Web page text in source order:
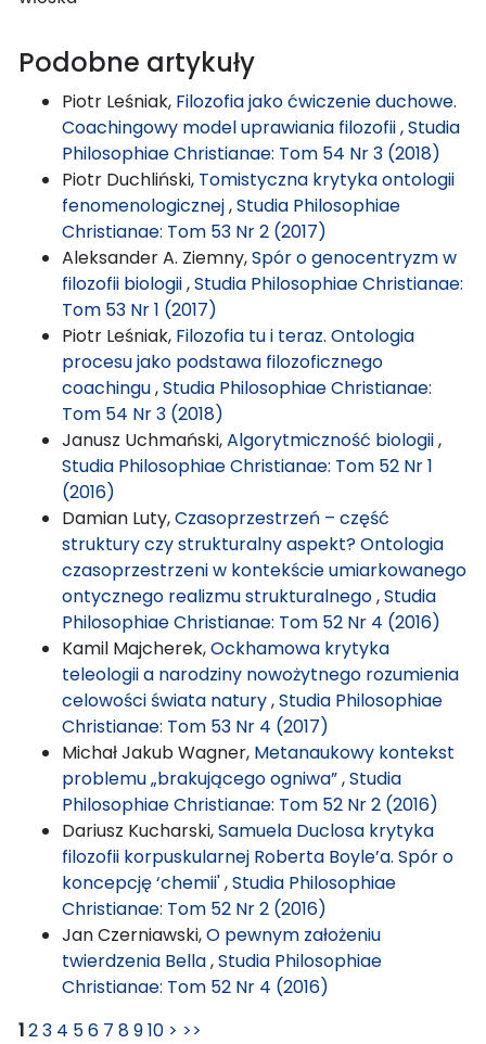
Podobne artykuły
Piotr Leśniak, Filozofia jako ćwiczenie duchowe.
Coachingowy model uprawiania filozofii,Studia
Philosophiae Christianae: Tom 54 Nr 3 (2018)
Piotr Duchliński, Tomistyczna krytyka ontologii
fenomenologicznej,Studia Philosophiae
Christianae: Tom 53 Nr 2 (2017)
Aleksander A. Ziemny,Spór o genocentryzm w
filozofii biologii,Studia Philosophiae Christianae:
Tom 53 Nr 1 (2017)
Piotr Leśniak, Filozofia tu i teraz. Ontologia
procesu jako podstawa filozoficznego
coachingu,Studia Philosophiae Christianae:
Tom 54 Nr 3 (2018)
Janusz Uchmański,Algorytmiczność biologii,
Studia Philosophiae Christianae: Tom 52 Nr 1
(2016)
Damian Luty,Czasoprzestrzeń – część
struktury czy strukturalny aspekt? Ontologia
czasoprzestrzeni w kontekście umiarkowanego
ontycznego realizmu strukturalnego,Studia
Philosophiae Christianae: Tom 52 Nr 4 (2016)
Kamil Majcherek,Ockhamowa krytyka
teleologii a narodziny nowożytnego rozumienia
celowości świata natury,Studia Philosophiae
Christianae: Tom 53 Nr 4 (2017)
Michał Jakub Wagner, Metanaukowy kontekst
problemu „brakującego ogniwa”,Studia
Philosophiae Christianae: Tom 52 Nr 2 (2016)
Dariusz Kucharski,Samuela Duclosa krytyka
filozofii korpuskularnej Roberta Boyle’a. Spór o
koncepcję ‘chemii',Studia Philosophiae
Christianae: Tom 52 Nr 2 (2016)
Jan Czerniawski,O pewnym założeniu
twierdzenia Bella,Studia Philosophiae
Christianae: Tom 52 Nr 4 (2016)
123 4 56 7 8910 > >>